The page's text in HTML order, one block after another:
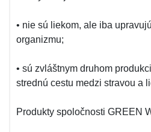
• nie sú liekom, ale iba
organizmu;
• sú zvláštnym druhom
strednú cestu medzi stravou a
Produkty spoločnosti GREEN